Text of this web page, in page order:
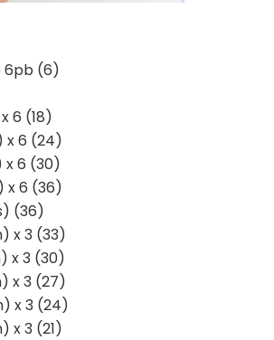
6pb (6)
6 (18)
x 6 (24)
x 6 (30)
x 6 (36)
(36)
x 3 (33)
x 3 (30)
x 3 (27)
x 3 (24)
x 3 (21)